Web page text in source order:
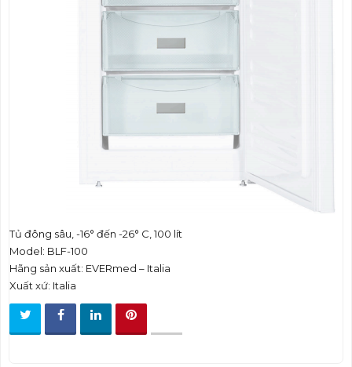
Tủ đông sâu, -16° đến -26° C, 100 lít
Model: BLF-100
Hãng sản xuất: EVERmed – Italia
Xuất xứ: Italia